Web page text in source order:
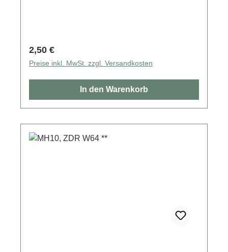
Regulärer Preis:
2,50 €
Preise inkl. MwSt. zzgl. Versandkosten
In den Warenkorb